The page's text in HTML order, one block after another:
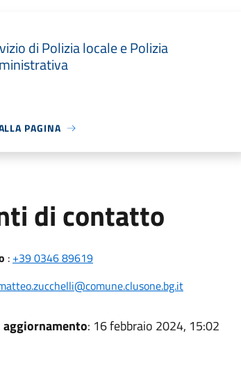
di Polizia locale e Polizia
PAGINA
di contatto
: +39 0346 89619
: 16 febbraio 2024, 15:02